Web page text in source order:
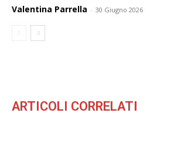
Valentina Parrella - 30 Giugno 2026
ARTICOLI CORRELATI